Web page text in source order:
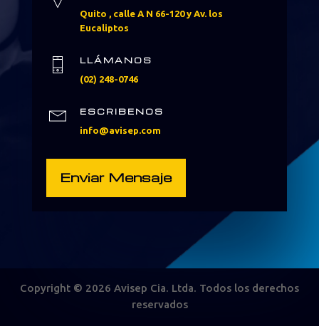
Quito , calle A N 66-120 y Av. los
Eucaliptos
LLÁMANOS
(02) 248-0746
ESCRIBENOS
info@avisep.com
Enviar Mensaje
Copyright © 2026 Avisep Cia. Ltda. Todos los derechos
reservados